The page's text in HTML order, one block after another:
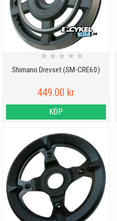
Shimano Drevset (SM-CRE60)
★ ★ ★ ★ ★
449.00 kr
KÖP